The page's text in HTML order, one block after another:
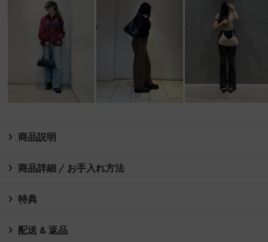
商品説明
商品詳細 / お手入れ方法
特典
配送 & 返品